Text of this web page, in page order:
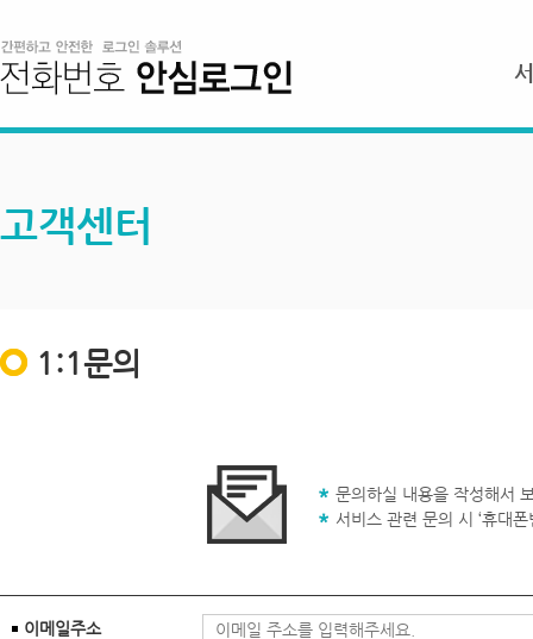
고객센터
1:1문의
문의하실 내용을 작성해서
서비스 관련 문의 시 ‘휴대
이메일주소